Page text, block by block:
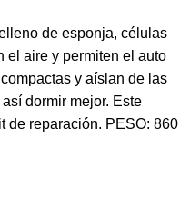
de esponja, células
el aire y permiten el auto
y aíslan de las
dormir mejor. Este
de reparación. PESO: 860